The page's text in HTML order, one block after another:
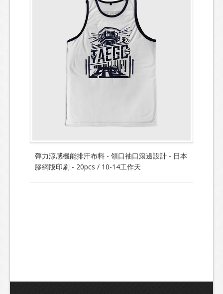
彈力涼感機能排汗布料 - 領口袖口滾邊設計 - 日本
膠網版印刷 - 20pcs / 10-14工作天